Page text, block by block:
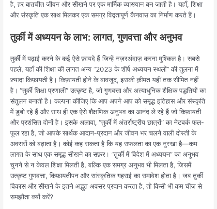
है, हर बातचीत जीवन और सीखने पर एक मार्मिक व्याख्यान बन जाती है। यहाँ, शिक्षा
और संस्कृति एक साथ मिलकर एक समग्र विद्वतापूर्ण कैनवास का निर्माण करते हैं।
तुर्की में अध्ययन के लाभ: लागत, गुणवत्ता और अनुभव
तुर्की में पढ़ाई करने के कई ऐसे फ़ायदे हैं जिन्हें नज़रअंदाज़ करना मुश्किल है। सबसे
पहले, यहाँ की शिक्षा की लागत अन्य “2023 के शीर्ष अध्ययन स्थलों” की तुलना में
ज़्यादा किफ़ायती है। किफ़ायती होने के बावजूद, इसकी क़ीमत यहीं तक सीमित नहीं
है। “तुर्की शिक्षा प्रणाली” उत्कृष्ट है, जो गुणवत्ता और अत्याधुनिक शैक्षिक पद्धतियों का
संतुलन बनाती है। कल्पना कीजिए कि आप अपने आप को समृद्ध इतिहास और संस्कृति
में डुबो रहे हैं और साथ ही एक ऐसे शैक्षणिक अनुभव का आनंद ले रहे हैं जो किफ़ायती
और प्रशंसित दोनों है। इसके अलावा, “तुर्की में अंतर्राष्ट्रीय छात्रों” का नेटवर्क फल-
फूल रहा है, जो आपके सार्थक आदान-प्रदान और जीवन भर चलने वाली दोस्ती के
अवसरों को बढ़ाता है। कोई कह सकता है कि यह सफलता का एक नुस्खा है—कम
लागत के साथ एक समृद्ध सीखने का सफ़र। “तुर्की में विदेश में अध्ययन” का अनुभव
चुनने से न केवल शिक्षा मिलती है, बल्कि एक समग्र अनुभव भी मिलता है, जिसमें
उत्कृष्ट गुणवत्ता, किफ़ायतीपन और सांस्कृतिक गहराई का समावेश होता है। जब तुर्की
विकास और सीखने के इतने अद्भुत अवसर प्रदान करता है, तो किसी भी कम चीज़ से
समझौता क्यों करें?